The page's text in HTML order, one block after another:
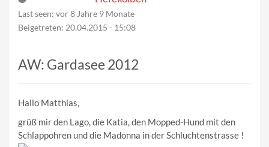
Last seen: vor 8 Jahre 9 Monate
Beigetreten: 20.04.2015 - 15:08
AW: Gardasee 2012
Hallo Matthias,
grüß mir den Lago, die Katia, den Mopped-Hund mit den
Schlappohren und die Madonna in der Schluchtenstrasse !